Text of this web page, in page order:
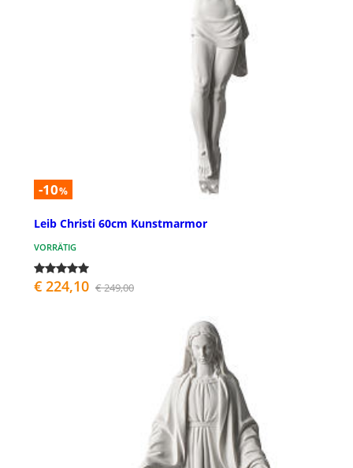
-10%
Leib Christi 60cm Kunstmarmor
VORRÄTIG
€ 224,10 € 249,00